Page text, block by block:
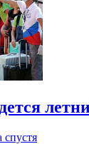
спустя